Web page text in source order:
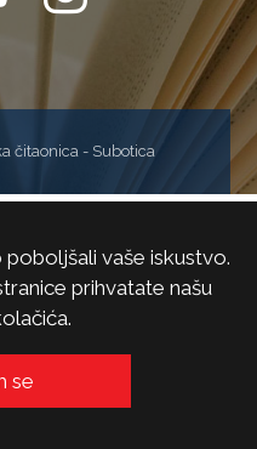
čitaonica - Subotica
vaše iskustvo.
prihvatate našu
se